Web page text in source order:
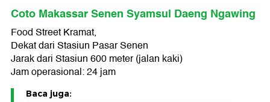
Coto Makassar Senen Syamsul Daeng Ngawing
Food Street Kramat,
Dekat dari Stasiun Pasar Senen
Jarak dari Stasiun 600 meter (jalan kaki)
Jam operasional: 24 jam
Baca juga: